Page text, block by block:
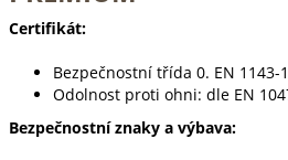
Certifikát:
Bezpečnostní třída 0. EN 1143-
Odolnost proti ohni: dle EN
Bezpečnostní znaky a výbava: